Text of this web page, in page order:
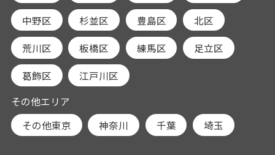
中野区 杉並区 豊島区 北区
荒川区 板橋区 練馬区 足立区
葛飾区
江戸川区
その他エリア
その他東京
神奈川 千葉 埼玉